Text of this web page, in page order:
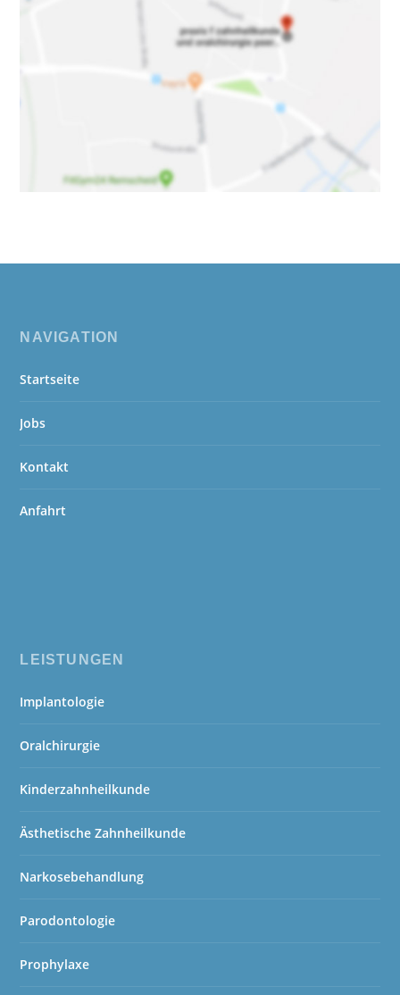
NAVIGATION
Startseite
Jobs
Kontakt
Anfahrt
LEISTUNGEN
Implantologie
Oralchirurgie
Kinderzahnheilkunde
Ästhetische Zahnheilkunde
Narkosebehandlung
Parodontologie
Prophylaxe